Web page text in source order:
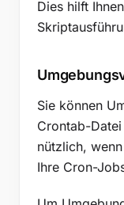
Dies hilft
Sie können
Crontab-
nützlich,
Ihre Cron-